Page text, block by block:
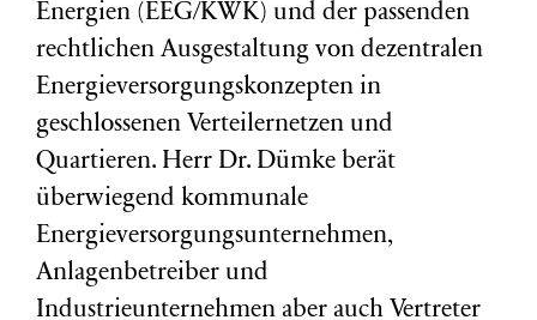
Energien (EEG/KWK) und der passenden
rechtlichen Ausgestaltung von dezentralen
Energieversorgungskonzepten in
geschlossenen Verteilernetzen und
Quartieren. Herr Dr. Dümke berät
überwiegend kommunale
Energieversorgungsunternehmen,
Anlagenbetreiber und
Industrieunternehmen aber auch Vertreter